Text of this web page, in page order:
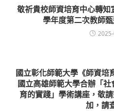
敬祈貴校師資培育中心轉
學年度第二次教師
國立彰化師範大學《師資培
國立高雄師範大學合辦「
育的實踐」學術講座，敬
加，請